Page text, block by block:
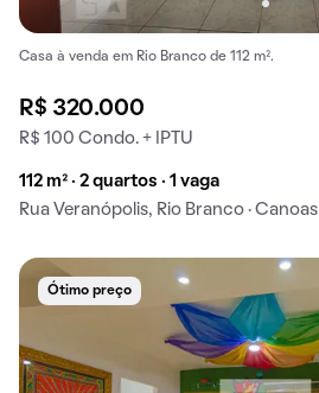
Casa à venda em Rio Branco de 112 m².
R$ 320.000
R$ 100 Condo. + IPTU
112 m² · 2 quartos · 1 vaga
Rua Veranópolis, Rio Branco · Canoas
Ótimo preço